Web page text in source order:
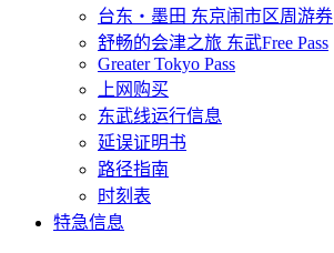
台东・墨田 东京闹市区周游券
舒畅的会津之旅 东武Free Pass
Greater Tokyo Pass
上网购买
东武线运行信息
延误证明书
路径指南
时刻表
特急信息